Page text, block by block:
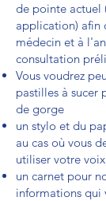
de pointe actuel
application) afin
médecin et à
consultation
Vous voudrez
pastilles à sucer
de gorge
un stylo et du
au cas où vous
utiliser votre voix
un carnet pour
informations qui